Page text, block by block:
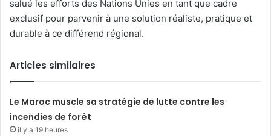
salué les efforts des Nations Unies en tant que cadre
exclusif pour parvenir à une solution réaliste, pratique et
durable à ce différend régional.
Articles similaires
Le Maroc muscle sa stratégie de lutte contre les
incendies de forêt
il y a 19 heures